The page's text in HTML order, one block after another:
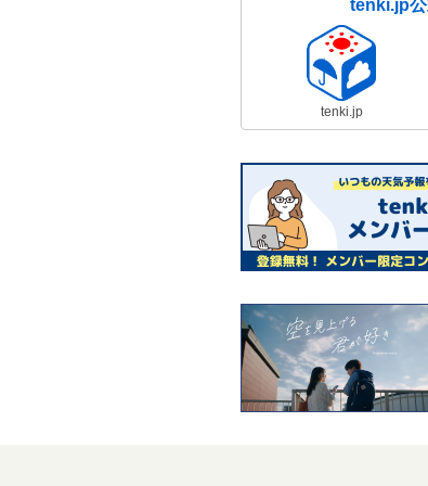
tenki.jp公
tenki.jp